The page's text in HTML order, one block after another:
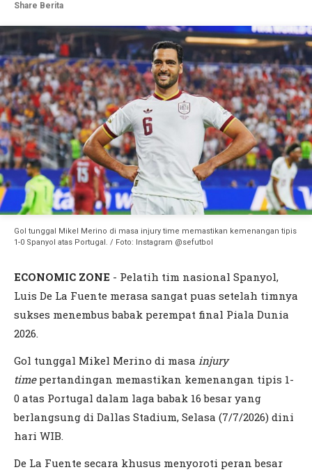
Share Berita
Gol tunggal Mikel Merino di masa injury time memastikan kemenangan tipis
1-0 Spanyol atas Portugal. / Foto: Instagram @sefutbol
ECONOMIC ZONE - Pelatih tim nasional Spanyol,
Luis De La Fuente merasa sangat puas setelah timnya
sukses menembus babak perempat final Piala Dunia
2026.
Gol tunggal Mikel Merino di masa injury
timepertandingan memastikan kemenangan tipis 1-
0 atas Portugal dalam laga babak 16 besar yang
berlangsung di Dallas Stadium, Selasa (7/7/2026) dini
hari WIB.
De La Fuente secara khusus menyoroti peran besar